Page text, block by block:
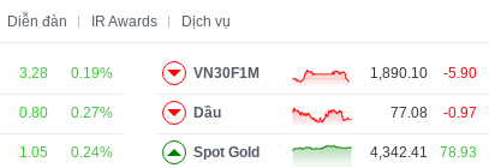
Diễn đàn IR Awards Dịch vụ
3.28 0.19%
0.80 0.27%
1.05 0.24%
VN30F1M 1,890.10 -5.90
Dầu 77.08 -0.97
Spot Gold 4,342.41 78.93
Báo cáo phân tích Thuật ngữ